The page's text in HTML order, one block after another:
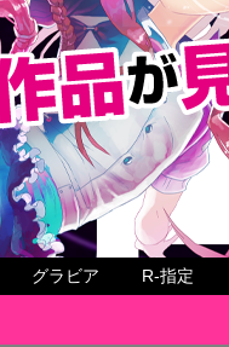
グラビア R-指定